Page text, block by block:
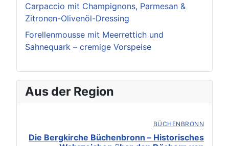
Carpaccio mit Champignons, Parmesan &
Zitronen-Olivenöl-Dressing
Forellenmousse mit Meerrettich und
Sahnequark – cremige Vorspeise
Aus der Region
BÜCHENBRONN
Die Bergkirche Büchenbronn – Historisches